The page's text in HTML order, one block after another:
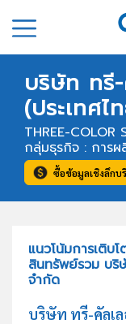
บริษัท ทรี
(ประเทศไ
THREE-COLOR
กลุ่มธุรกิจ : การ
ซื้อข้อมูลเชิงลึกบ
แนวโน้มการเติบ
สินทรัพย์รวม บริ
จำกัด
บริษัท ทรี-คัลเล